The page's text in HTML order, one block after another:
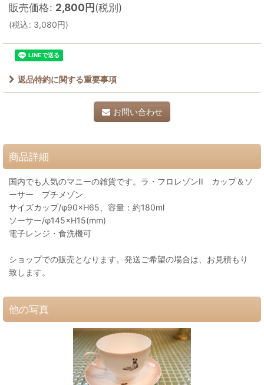
販売価格: 2,800円(税別)
(税込: 3,080円)
返品特約に関する重要事項
お問い合わせ
商品詳細
国内でも人気のマニーの雑貨です。ラ・フロレゾンII カップ＆ソ
ーサー プチメゾン
サイズカップ/φ90×H65、容量：約180ml
ソーサー/φ145×H15(mm)
電子レンジ・食洗機可
ショップでの販売となります。発送ご希望の場合は、お見積もり
致します。
他の写真